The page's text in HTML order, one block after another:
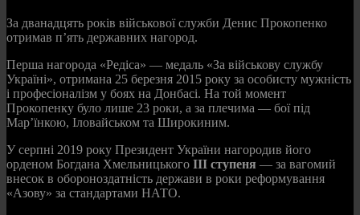
За дванадцять років військової служби Денис Прокопенко
отримав п’ять державних нагород.
Перша нагорода «Редіса» — медаль «За військову службу
Україні», отримана 25 березня 2015 року за особисту мужність
і професіоналізм у боях на Донбасі. На той момент
Прокопенку було лише 23 роки, а за плечима — бої під
Мар’їнкою, Іловайськом та Широкиним.
У серпні 2019 року Президент України нагородив його
орденом Богдана Хмельницького III ступеня — за вагомий
внесок в обороноздатність держави в роки реформування
«Азову» за стандартами НАТО.